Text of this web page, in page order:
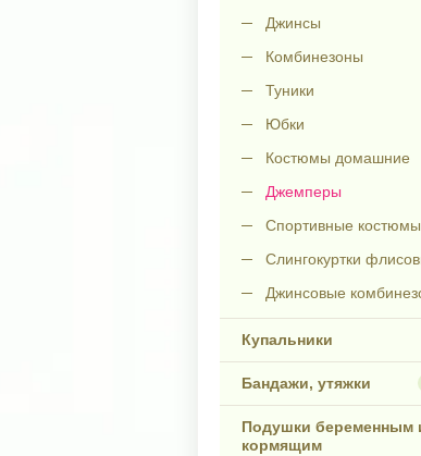
Джинсы
Комбинезоны
Туники
Юбки
Костюмы домашние
Джемперы
Спортивные костюмы
Слингокуртки
Джинсовые
Купальники
Бандажи, утяжки
Подушки беременным
кормящим